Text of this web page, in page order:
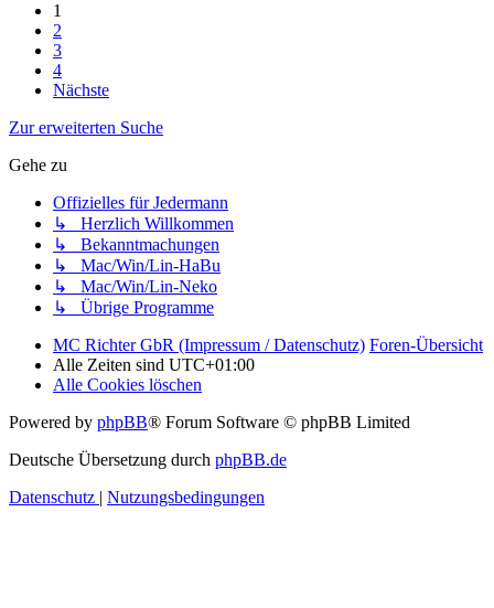
1
2
3
4
Nächste
Zur erweiterten Suche
Gehe zu
Offizielles für Jedermann
↳ Herzlich Willkommen
↳ Bekanntmachungen
↳ Mac/Win/Lin-HaBu
↳ Mac/Win/Lin-Neko
↳ Übrige Programme
MC Richter GbR (Impressum / Datenschutz) Foren-Übersicht
Alle Zeiten sind UTC+01:00
Alle Cookies löschen
Powered by phpBB® Forum Software © phpBB Limited
Deutsche Übersetzung durch phpBB.de
Datenschutz
Nutzungsbedingungen